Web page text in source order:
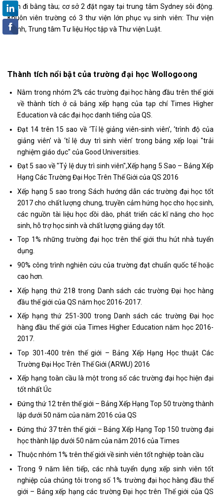
1,5h đi bằng tàu; cơ sở 2 đặt ngay tại trung tâm Sydney sôi động.
Khuôn viên trường có 3 thư viện lớn phục vụ sinh viên: Thư viện
Chính, Trung tâm Tư liệu Học tập và Thư viện Luật.
Thành tích nổi bật của trường đại học Wollogoong
Nằm trong nhóm 2% các trường đại học hàng đầu trên thế giới
về thành tích ở cả bảng xếp hạng của tạp chí Times Higher
Education và các đại học danh tiếng của QS.
Đạt 14 trên 15 sao về ‘Tỉ lệ giảng viên-sinh viên’, ‘trình độ của
giảng viên’ và ‘tỉ lệ duy trì sinh viên’ trong bảng xếp loại "trải
nghiệm giáo dục" của Good Universities.
Đạt 5 sao về "Tỷ lệ duy trì sinh viên",Xếp hạng 5 Sao – Bảng Xếp
Hạng Các Trường Đại Học Trên Thế Giới của QS 2016
Xếp hạng 5 sao trong Sách hướng dẫn các trường đại học tốt
2017 cho chất lượng chung, truyền cảm hứng học cho học sinh,
các nguồn tài liệu học dồi dào, phát triển các kĩ năng cho học
sinh, hỗ trợ học sinh và chất lượng giảng dạy tốt.
Top 1% những trường đại học trên thế giới thu hút nhà tuyển
dụng.
90% công trình nghiên cứu của trường đạt chuẩn quốc tế hoặc
cao hơn.
Xếp hạng thứ 218 trong Danh sách các trường Đại học hàng
đầu thế giới của QS năm học 2016-2017.
Xếp hạng thứ 251-300 trong Danh sách các trường Đại học
hàng đầu thế giới của Times Higher Education năm học 2016-
2017.
Top 301-400 trên thế giới – Bảng Xếp Hạng Học thuật Các
Trường Đại Học Trên Thế Giới (ARWU) 2016
Xếp hạng toàn cầu là một trong số các trường đại học hiện đại
tốt nhất Úc
Đứng thứ 12 trên thế giới – Bảng Xếp Hạng Top 50 trường thành
lập dưới 50 năm của năm 2016 của QS
Đứng thứ 37 trên thế giới – Bảng Xếp Hạng Top 150 trường đại
học thành lập dưới 50 năm của năm 2016 của Times
Thuộc nhóm 1% trên thế giới về sinh viên tốt nghiệp toàn cầu
Trong 9 năm liên tiếp, các nhà tuyển dụng xếp sinh viên tốt
nghiệp của chúng tôi trong số 1% trường đại học hàng đầu thế
giới – Bảng xếp hạng các trường Đại học trên Thế giới của QS